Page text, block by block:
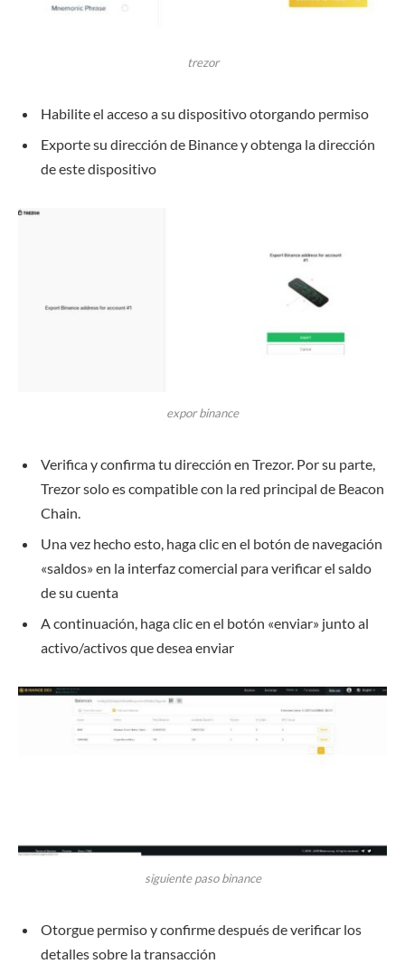
trezor
Habilite el acceso a su dispositivo otorgando permiso
Exporte su dirección de Binance y obtenga la dirección
de este dispositivo
expor binance
Verifica y confirma tu dirección en Trezor. Por su parte,
Trezor solo es compatible con la red principal de Beacon
Chain.
Una vez hecho esto, haga clic en el botón de navegación
«saldos» en la interfaz comercial para verificar el saldo
de su cuenta
A continuación, haga clic en el botón «enviar» junto al
activo/activos que desea enviar
siguiente paso binance
Otorgue permiso y confirme después de verificar los
detalles sobre la transacción